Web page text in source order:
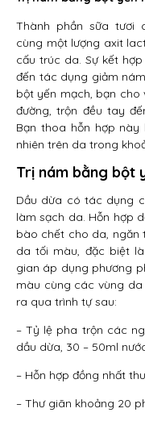
Thành phần sữa tươi
cùng một lượng axit
cấu trúc da. Sự kết
đến tác dụng giảm
bột yến mạch, bạn
đường, trộn đều tay
Bạn thoa hỗn hợp
nhiên trên da trong
Trị nám bằng bột
Dầu dừa có tác dụng
làm sạch da. Hỗn hợp
bào chết cho da,
da tối màu, đặc biệt
gian áp dụng phương
màu cùng các vùng
ra qua trình tự sau:
– Tỷ lệ pha trộn các
dầu dừa, 30 – 50ml
– Hỗn hợp đồng nhất
– Thư giãn khoảng 20